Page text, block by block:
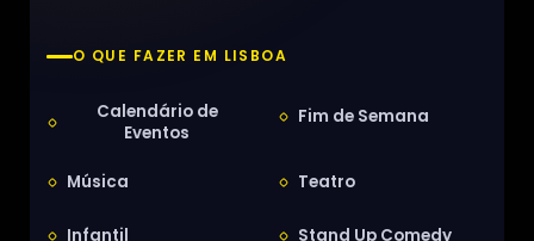
O QUE FAZER EM LISBOA
Calendário de
Eventos
Fim de Semana
Música Teatro
Infantil Stand Up Comedy